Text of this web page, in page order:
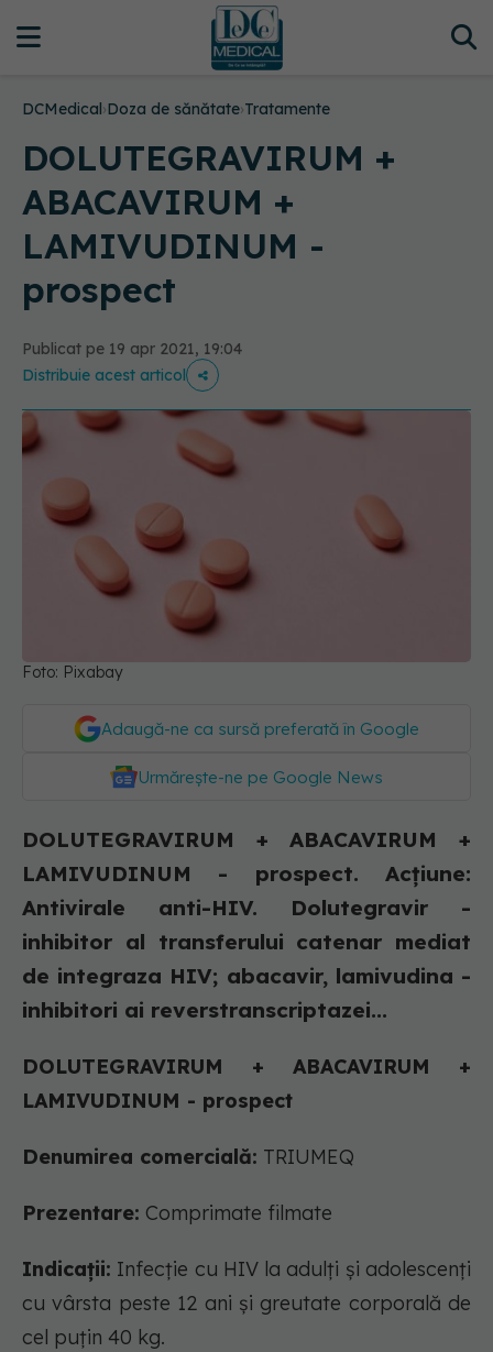
DCMedical›Doza de sănătate›Tratamente
DOLUTEGRAVIRUM +
ABACAVIRUM +
LAMIVUDINUM -
prospect
Publicat pe 19 apr 2021, 19:04
Distribuie acest articol
Foto: Pixabay
Adaugă-ne ca sursă preferată în Google
Urmărește-ne pe Google News
DOLUTEGRAVIRUM + ABACAVIRUM +
LAMIVUDINUM - prospect. Acţiune:
Antivirale anti-HIV. Dolutegravir -
inhibitor al transferului catenar mediat
de integraza HIV; abacavir, lamivudina -
inhibitori ai reverstranscriptazei...
DOLUTEGRAVIRUM + ABACAVIRUM +
LAMIVUDINUM - prospect
Denumirea comercială: TRIUMEQ
Prezentare: Comprimate filmate
Indicații: Infecţie cu HIV la adulţi şi adolescenţi
cu vârsta peste 12 ani şi greutate corporală de
cel puţin 40 kg.